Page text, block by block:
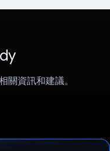
關資訊和建議。